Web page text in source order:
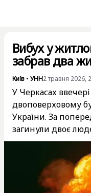
Вибух у
забрав два
Київ • УНН2 травня 2026,
У Черкасах
двоповерховому
України. За
загинули двоє